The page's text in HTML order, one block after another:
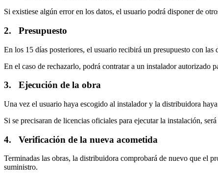
Si existiese algún error en los datos, el usuario podrá disponer de
2. Presupuesto
En los 15 días posteriores, el usuario recibirá un presupuesto con
En el caso de rechazarlo, podrá contratar a un instalador autorizado
3. Ejecución de la obra
Una vez el usuario haya escogido al instalador y la distribuidora
Si se precisaran de licencias oficiales para ejecutar la instalación,
4. Verificación de la nueva acometida
Terminadas las obras, la distribuidora comprobará de nuevo que el
suministro.